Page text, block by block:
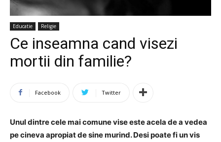
Educatie Religie
Ce inseamna cand visezi
mortii din familie?
Facebook Twitter
Unul dintre cele mai comune vise este acela de a vedea
pe cineva apropiat de sine murind. Desi poate fi un vis